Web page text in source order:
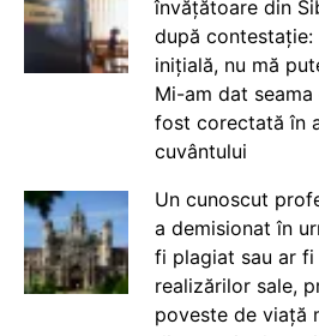
învățătoare din
după
inițială, nu mă
Mi-am dat
fost corectată în
cuvântului
Un cunoscut
a demisionat în
fi plagiat sau ar
realizărilor sale,
poveste de viață